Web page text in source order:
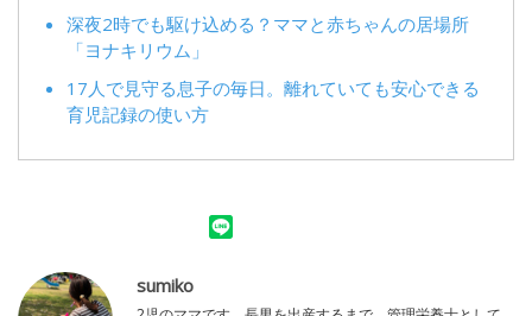
深夜2時でも駆け込める？ママと赤ちゃんの居場所
「ヨナキリウム」
17人で見守る息子の毎日。離れていても安心できる
育児記録の使い方
sumiko